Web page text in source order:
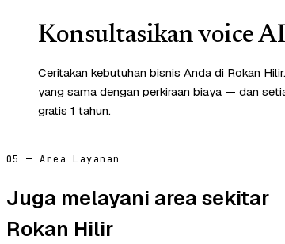
Konsultasikan voice
Ceritakan kebutuhan bisnis Anda di Rokan
yang sama dengan perkiraan biaya — dan
gratis 1 tahun.
05 — Area Layanan
Juga melayani area sekitar
Rokan Hilir